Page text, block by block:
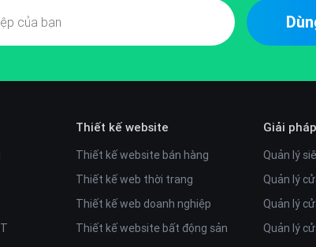
Thiết kế website
Thiết kế website bán hàng
Thiết kế web thời trang
Thiết kế web doanh nghiệp
Thiết kế website bất động sản
Giải
Quản lý
Quản lý
Quản lý
Quản lý